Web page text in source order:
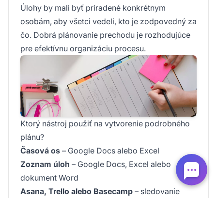
Úlohy by mali byť priradené konkrétnym
osobám, aby všetci vedeli, kto je zodpovedný za
čo. Dobrá plánovanie prechodu je rozhodujúce
pre efektívnu organizáciu procesu.
Ktorý nástroj použiť na vytvorenie podrobného
plánu?
Časová os – Google Docs alebo Excel
Zoznam úloh – Google Docs, Excel alebo
dokument Word
Asana, Trello alebo Basecamp – sledovanie